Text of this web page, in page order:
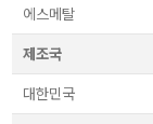
에스메탈
제조국
대한민국